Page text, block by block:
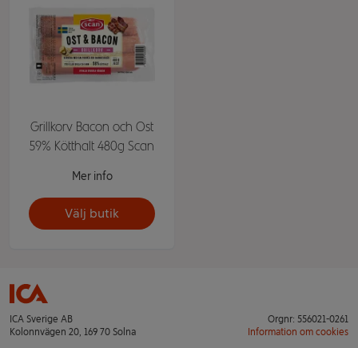
Grillkorv Bacon och Ost
59% Kötthalt 480g Scan
Mer info
Välj butik
ICA Sverige AB
Kolonnvägen 20, 169 70 Solna
Orgnr: 556021-0261
Information om cookies